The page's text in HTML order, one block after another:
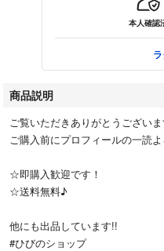
本人確認
商品説明
ご覧いただきありがとうござい
ご購入前にプロフィールの一読
☆即購入歓迎です！
☆送料無料♪
他にも出品しています!!
#ひびのショップ